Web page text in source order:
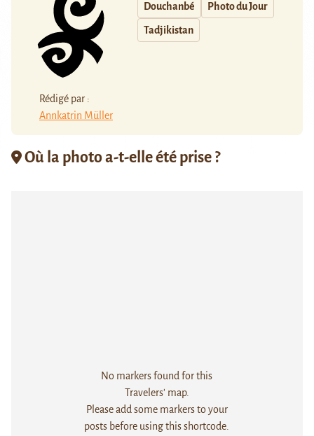
Rédigé par :
Annkatrin Müller
Douchanbé Photo du Jour
Tadjikistan
Où la photo a-t-elle été prise ?
No markers found for this
Travelers' map.
Please add some markers to your
posts before using this shortcode.